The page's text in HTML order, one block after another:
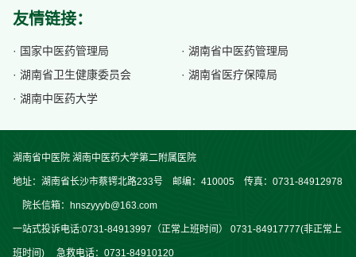
友情链接：
· 国家中医药管理局
· 湖南省中医药管理局
· 湖南省卫生健康委员会
· 湖南省医疗保障局
· 湖南中医药大学
湖南省中医院 湖南中医药大学第二附属医院
地址：湖南省长沙市蔡锷北路233号 邮编：410005 传真：0731-84912978
院长信箱：hnszyyyb@163.com
一站式投诉电话:0731-84913997（正常上班时间） 0731-84917777(非正常上
班时间) 急救电话：0731-84910120